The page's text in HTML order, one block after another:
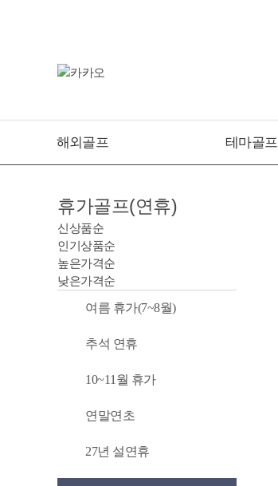
해외골프 테마골프
휴가골프(연휴)
신상품순
인기상품순
높은가격순
낮은가격순
여름 휴가(7~8월)
추석 연휴
10~11월 휴가
연말연초
27년 설연휴